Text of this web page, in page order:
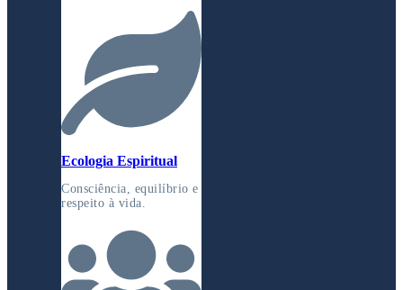
Ecologia Espiritual
Consciência, equilíbrio e
respeito à vida.